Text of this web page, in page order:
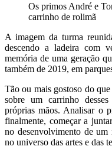
Os primos André e
carrinho de rolimã
A imagem da turma
descendo a ladeira com
memória de uma geração
também de 2019, em
Tão ou mais gostoso do
sobre um carrinho
próprias mãos. Analisar o
finalmente, começar a
no desenvolvimento de um
no universo das artes e das